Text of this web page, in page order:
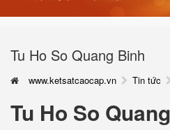
Tu Ho So Quang Binh
www.ketsatcaocap.vn Tin tức
Tu Ho So